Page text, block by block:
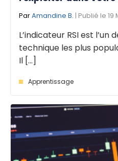
ParAmandine B. | Publié le 19
L’indicateur RSI est l’un
technique les plus
Il [...]
Apprentissage